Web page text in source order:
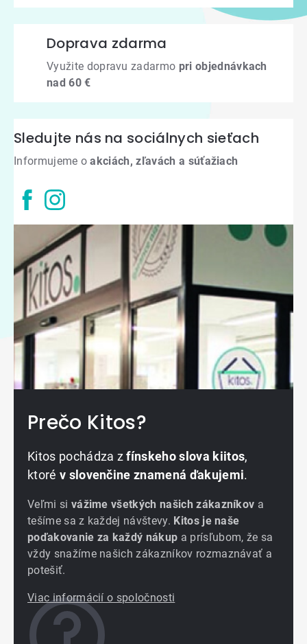
Doprava zdarma
Využite dopravu zadarmo pri objednávkach
nad 60 €
Sledujte nás na sociálnych sieťach
Informujeme oakciách, zľavách a súťažiach
Prečo Kitos?
Kitos pochádza zfínskeho slova kiitos,
ktoré v slovenčine znamená ďakujemi.
Veľmi si vážime všetkých našich zákazníkov a
tešíme sa z každej návštevy. Kitos je naše
poďakovanie za každý nákup a prísľubom, že sa
vždy snažíme našich zákazníkov rozmaznávať a
potešiť.
Viac informácií o spoločnosti